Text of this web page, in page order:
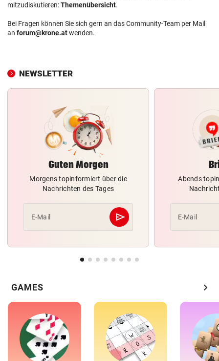
mitzudiskutieren:Themenübersicht.
Bei Fragen können Sie sich gern an das Community-Team per Mail
an forum@krone.atwenden.
NEWSLETTER
Guten Morgen
Morgens topinformiert über die
Nachrichten des Tages
E-Mail send
Abschicken
Abends
E-Mail
GAMES chevron_right